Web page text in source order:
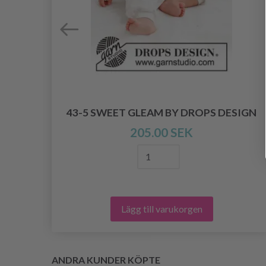
43-5 SWEET GLEAM BY DROPS DESIGN
205.00 SEK
Lägg till varukorgen
ANDRA KUNDER KÖPTE